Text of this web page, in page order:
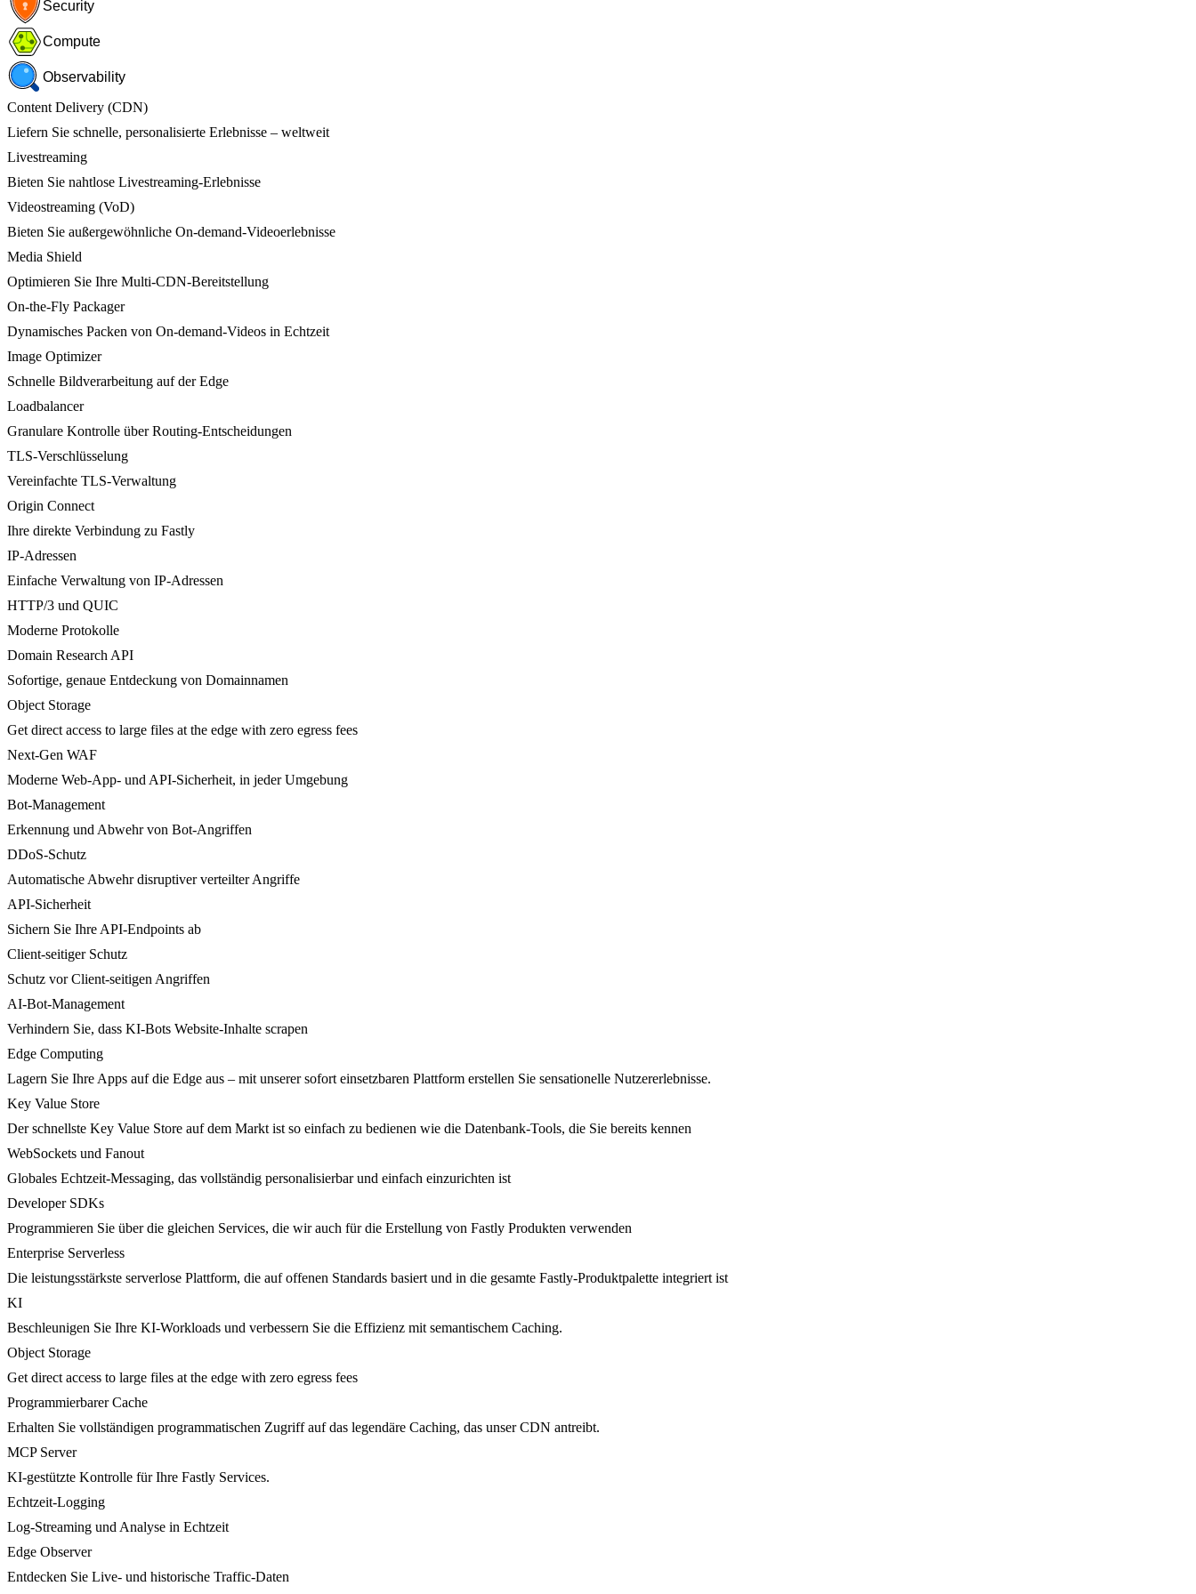
Security
Compute
Observability
Content Delivery (CDN)
Liefern Sie schnelle, personalisierte Erlebnisse – weltweit
Livestreaming
Bieten Sie nahtlose Livestreaming-Erlebnisse
Videostreaming (VoD)
Bieten Sie außergewöhnliche On-demand-Videoerlebnisse
Media Shield
Optimieren Sie Ihre Multi-CDN-Bereitstellung
On-the-Fly Packager
Dynamisches Packen von On-demand-Videos in Echtzeit
Image Optimizer
Schnelle Bildverarbeitung auf der Edge
Loadbalancer
Granulare Kontrolle über Routing-Entscheidungen
TLS-Verschlüsselung
Vereinfachte TLS-Verwaltung
Origin Connect
Ihre direkte Verbindung zu Fastly
IP-Adressen
Einfache Verwaltung von IP-Adressen
HTTP/3 und QUIC
Moderne Protokolle
Domain Research API
Sofortige, genaue Entdeckung von Domainnamen
Object Storage
Get direct access to large files at the edge with zero egress fees
Next-Gen WAF
Moderne Web-App- und API-Sicherheit, in jeder Umgebung
Bot-Management
Erkennung und Abwehr von Bot-Angriffen
DDoS-Schutz
Automatische Abwehr disruptiver verteilter Angriffe
API-Sicherheit
Sichern Sie Ihre API-Endpoints ab
Client-seitiger Schutz
Schutz vor Client-seitigen Angriffen
AI-Bot-Management
Verhindern Sie, dass KI-Bots Website-Inhalte scrapen
Edge Computing
Lagern Sie Ihre Apps auf die Edge aus – mit unserer sofort einsetzbaren Plattform erstellen Sie sensationelle Nutzererlebnisse.
Key Value Store
Der schnellste Key Value Store auf dem Markt ist so einfach zu bedienen wie die Datenbank-Tools, die Sie bereits kennen
WebSockets und Fanout
Globales Echtzeit-Messaging, das vollständig personalisierbar und einfach einzurichten ist
Developer SDKs
Programmieren Sie über die gleichen Services, die wir auch für die Erstellung von Fastly Produkten verwenden
Enterprise Serverless
Die leistungsstärkste serverlose Plattform, die auf offenen Standards basiert und in die gesamte Fastly-Produktpalette integriert ist
KI
Beschleunigen Sie Ihre KI-Workloads und verbessern Sie die Effizienz mit semantischem Caching.
Object Storage
Get direct access to large files at the edge with zero egress fees
Programmierbarer Cache
Erhalten Sie vollständigen programmatischen Zugriff auf das legendäre Caching, das unser CDN antreibt.
MCP Server
KI-gestützte Kontrolle für Ihre Fastly Services.
Echtzeit-Logging
Log-Streaming und Analyse in Echtzeit
Edge Observer
Entdecken Sie Live- und historische Traffic-Daten